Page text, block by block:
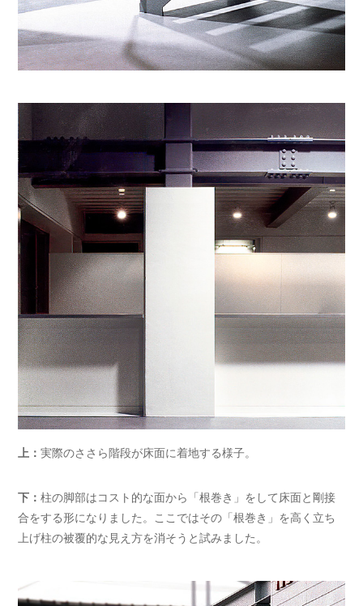
上：実際のささら階段が床面に着地する様子。
下：柱の脚部はコスト的な面から「根巻き」をして床面と剛接
合をする形になりました。ここではその「根巻き」を高く立ち
上げ柱の被覆的な見え方を消そうと試みました。